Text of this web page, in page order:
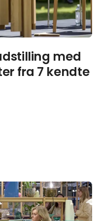
med
fra 7 kendte